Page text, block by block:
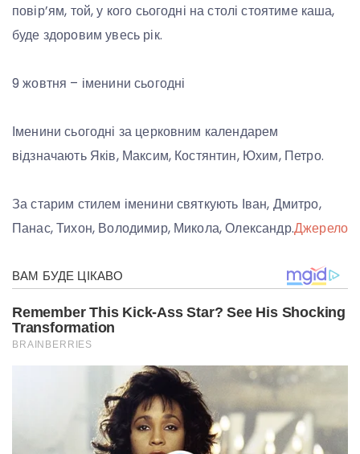
повір’ям, той, у кого сьогодні на столі стоятиме каша,
буде здоровим увесь рік.
9 жовтня – іменини сьогодні
Іменини сьогодні за церковним календарем
відзначають Яків, Максим, Костянтин, Юхим, Петро.
За старим стилем іменини святкують Іван, Дмитро,
Панас, Тихон, Володимир, Микола, Олександр.Джерело